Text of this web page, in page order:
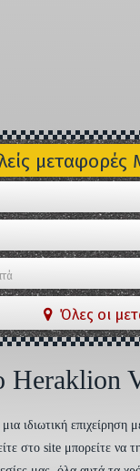
Όλες οι
Heraklion
ιδιωτική
στο site μπορείτε να